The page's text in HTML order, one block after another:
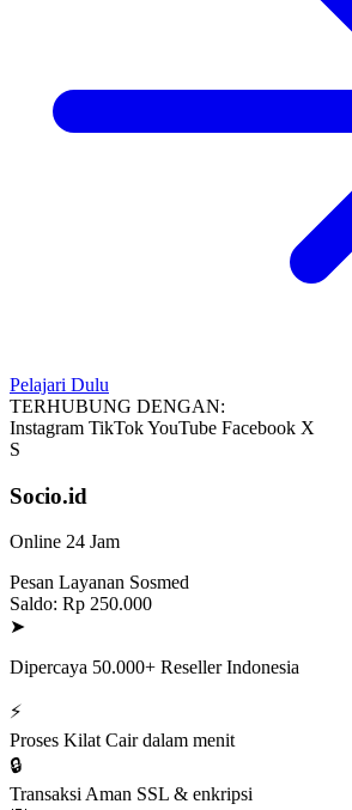
Pelajari Dulu
TERHUBUNG DENGAN:
Instagram TikTokYouTube Facebook X
S
Socio.id
Online 24 Jam
Pesan Layanan Sosmed
Saldo: Rp 250.000
➤
Dipercaya 50.000+ Reseller Indonesia
⚡
Proses Kilat Cair dalam menit
🔒
Transaksi Aman SSL & enkripsi